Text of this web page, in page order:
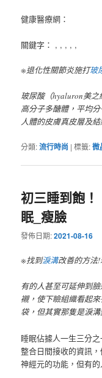
健康醫療網：
關鍵字： , , , , ,
※退化性關節炎施打玻
玻尿酸（hyaluron美
高分子多醣體，平均
人體的皮膚真皮層及
分類:流行時尚 |標籤:微
初三睡到飽
眠_瘦臉
發佈日期:2021-08-16
※找到淚溝改善的方法
有的人甚至可延伸到
襯，使下瞼組織看起
袋，但其實那隻是淚
睡眠佔據人一生三分
整合日間接收的資訊
神經元的功能，但有